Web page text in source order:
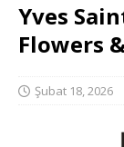
Yves
Flowers
Şubat 18, 2026